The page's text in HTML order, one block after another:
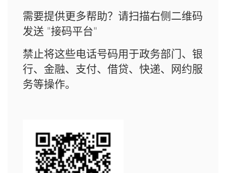
需要提供更多帮助？请扫描右侧二维码
发送 "接码平台"
禁止将这些电话号码用于政务部门、银
行、金融、支付、借贷、快递、网约服
务等操作。